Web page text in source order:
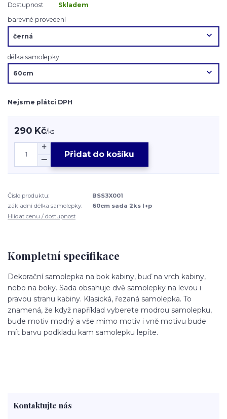
Dostupnost
Skladem
barevné provedení
délka samolepky
Nejsme plátci DPH
290 Kč/ks
Přidat do košíku
Číslo produktu:
BSS3X001
základní délka samolepky:
60cm sada 2ks l+p
Hlídat cenu / dostupnost
Kompletní specifikace
Dekorační samolepka na bok kabiny, buď na vrch kabiny,
nebo na boky. Sada obsahuje dvě samolepky na levou i
pravou stranu kabiny. Klasická, řezaná samolepka. To
znamená, že když například vyberete modrou samolepku,
bude motiv modrý a vše mimo motiv i vně motivu bude
mít barvu podkladu kam samolepku lepíte.
Kontaktujte nás